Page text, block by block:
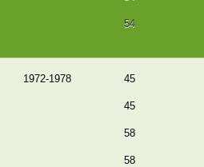
54
1972-1978 45
45
58
58